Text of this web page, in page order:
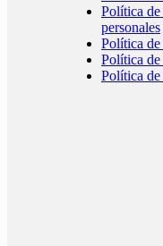
Política
personales
Política
Política de
Política